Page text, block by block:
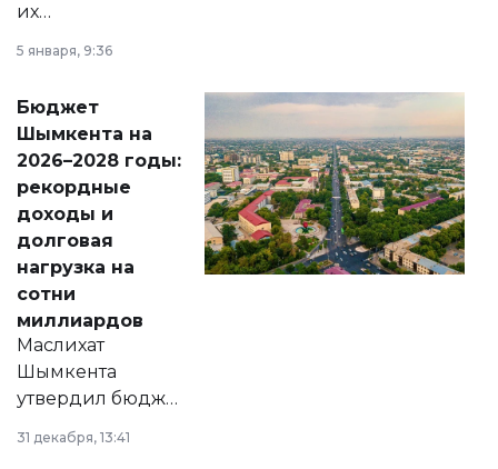
их
принести
народу
Венесуэлы.
5 января, 9:36
Бюджет
Шымкента на
2026–2028 годы:
рекордные
доходы и
долговая
нагрузка на
сотни
миллиардов
Маслихат
Шымкента
утвердил бюджет
города на 2026–
2028 годы.
31 декабря, 13:41